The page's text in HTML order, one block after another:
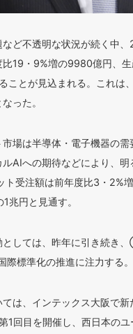
ど不透明な状況が続く中
比19・9%増の9980億円、
ことが見込まれる。これは
った。
場は半導体・電子機器の
AIへの期待などにより、明
ト受注額は前年度比3・2%
兆円と見通す。
としては、昨年に引き続
標準化の推進に注力する。
は、インテックス大阪で新
1回目を開催し、西日本の